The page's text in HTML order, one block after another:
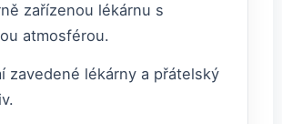
zařízenou lékárnu s
atmosférou.
zavedené lékárny a přátelský